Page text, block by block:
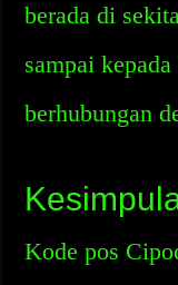
berada di
sampai
berhubungan
Kode pos